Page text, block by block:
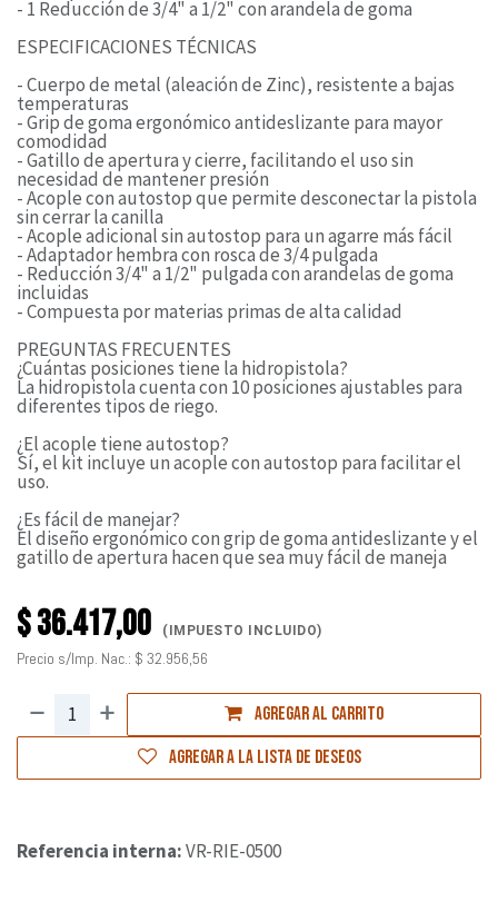
- 1 Reducción de 3/4" a 1/2" con arandela de goma
ESPECIFICACIONES TÉCNICAS
- Cuerpo de metal (aleación de Zinc), resistente a bajas
temperaturas
- Grip de goma ergonómico antideslizante para mayor
comodidad
- Gatillo de apertura y cierre, facilitando el uso sin
necesidad de mantener presión
- Acople con autostop que permite desconectar la pistola
sin cerrar la canilla
- Acople adicional sin autostop para un agarre más fácil
- Adaptador hembra con rosca de 3/4 pulgada
- Reducción 3/4" a 1/2" pulgada con arandelas de goma
incluidas
- Compuesta por materias primas de alta calidad
PREGUNTAS FRECUENTES
¿Cuántas posiciones tiene la hidropistola?
La hidropistola cuenta con 10 posiciones ajustables para
diferentes tipos de riego.
¿El acople tiene autostop?
Sí, el kit incluye un acople con autostop para facilitar el
uso.
¿Es fácil de manejar?
El diseño ergonómico con grip de goma antideslizante y el
gatillo de apertura hacen que sea muy fácil de maneja
$36.417,00 (IMPUESTO INCLUIDO)
Precio s/Imp. Nac.: $ 32.956,56
Agregar al carrito
Agregar a la lista de deseos
Referencia interna:VR-RIE-0500